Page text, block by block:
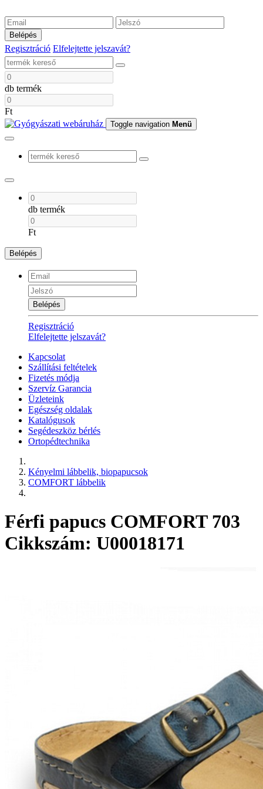
Belépés
Regisztráció Elfelejtette jelszavát?
db termék
Ft
Toggle navigation Menü
db termék
Ft
Belépés
Belépés
Regisztráció
Elfelejtette jelszavát?
Kapcsolat
Szállítási feltételek
Fizetés módja
Szervíz Garancia
Üzleteink
Egészség oldalak
Katalógusok
Segédeszköz bérlés
Ortopédtechnika
Kényelmi lábbelik, biopapucsok
COMFORT lábbelik
Férfi papucs COMFORT 703
Cikkszám: U00018171